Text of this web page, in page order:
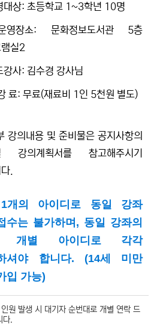
상: 초등학교 1~3학년 10명
장소: 문화정보도서관 5층
실2
사: 김수경 강사님
료: 무료(재료비 1인 5천원 별도)
강의내용 및 준비물은 공지사항의
강의계획서를 참고해주시기
.
1개의 아이디로 동일 강좌
수는 불가하며 , 동일 강좌의
개별 아이디로 각각
셔야 합니다. (14세 미만
입 가능)
원 발생 시 대기자 순번대로 개별 연락 드
다.